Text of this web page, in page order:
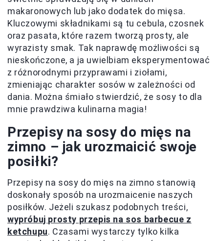
makaronowych lub jako dodatek do mięsa.
Kluczowymi składnikami są tu cebula, czosnek
oraz pasata, które razem tworzą prosty, ale
wyrazisty smak. Tak naprawdę możliwości są
nieskończone, a ja uwielbiam eksperymentować
z różnorodnymi przyprawami i ziołami,
zmieniając charakter sosów w zależności od
dania. Można śmiało stwierdzić, że sosy to dla
mnie prawdziwa kulinarna magia!
Przepisy na sosy do mięs na
zimno – jak urozmaicić swoje
posiłki?
Przepisy na sosy do mięs na zimno stanowią
doskonały sposób na urozmaicenie naszych
posiłków. Jeżeli szukasz podobnych treści,
wypróbuj prosty przepis na sos barbecue z
ketchupu. Czasami wystarczy tylko kilka